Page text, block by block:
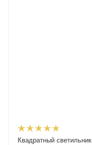
Квадратный светильник